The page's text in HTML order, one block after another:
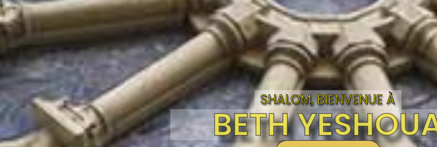
SHALOM, BIENVENUE À
BETH